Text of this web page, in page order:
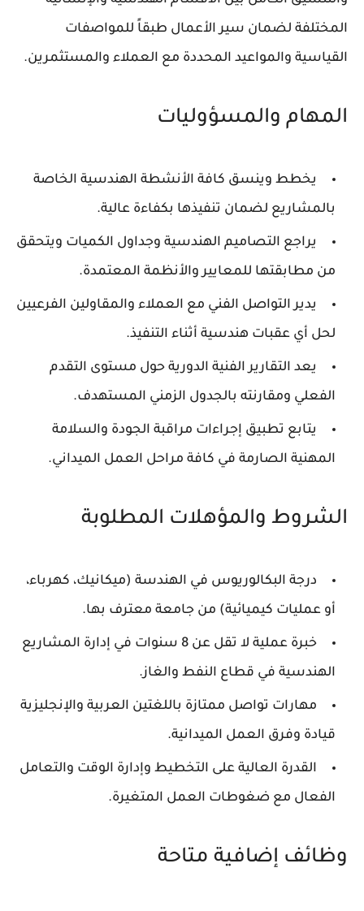
المختلفة لضمان سير الأعمال طبقاً للمواصفات
القياسية والمواعيد المحددة مع العملاء والمستثمرين.
المهام والمسؤوليات
يخطط وينسق كافة الأنشطة الهندسية الخاصة
بالمشاريع لضمان تنفيذها بكفاءة عالية.
يراجع التصاميم الهندسية وجداول الكميات ويتحقق
من مطابقتها للمعايير والأنظمة المعتمدة.
يدير التواصل الفني مع العملاء والمقاولين الفرعيين
لحل أي عقبات هندسية أثناء التنفيذ.
يعد التقارير الفنية الدورية حول مستوى التقدم
الفعلي ومقارنته بالجدول الزمني المستهدف.
يتابع تطبيق إجراءات مراقبة الجودة والسلامة
المهنية الصارمة في كافة مراحل العمل الميداني.
الشروط والمؤهلات المطلوبة
درجة البكالوريوس في الهندسة (ميكانيك، كهرباء،
أو عمليات كيميائية) من جامعة معترف بها.
خبرة عملية لا تقل عن 8 سنوات في إدارة المشاريع
الهندسية في قطاع النفط والغاز.
مهارات تواصل ممتازة باللغتين العربية والإنجليزية
قيادة وفرق العمل الميدانية.
القدرة العالية على التخطيط وإدارة الوقت والتعامل
الفعال مع ضغوطات العمل المتغيرة.
وظائف إضافية متاحة